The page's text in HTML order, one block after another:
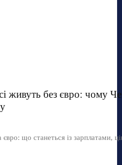
живуть без євро: чому
що станеться із зарплатами,